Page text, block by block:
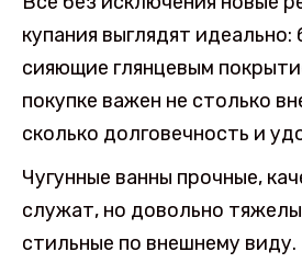
купания выглядят
сияющие глянцевым
покупке важен не столько
сколько долговечность и
Чугунные ванны прочные,
служат, но довольно
стильные по внешнему